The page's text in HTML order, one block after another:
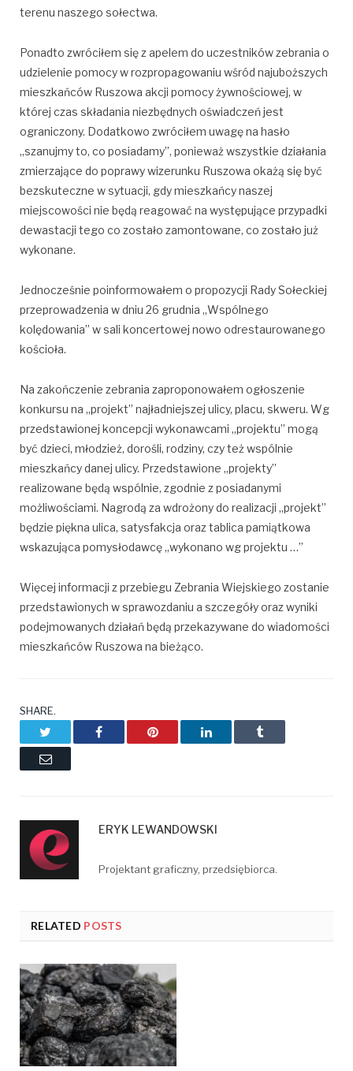
terenu naszego sołectwa.
Ponadto zwróciłem się z apelem do uczestników zebrania o
udzielenie pomocy w rozpropagowaniu wśród najuboższych
mieszkańców Ruszowa akcji pomocy żywnościowej, w
której czas składania niezbędnych oświadczeń jest
ograniczony. Dodatkowo zwróciłem uwagę na hasło
„szanujmy to, co posiadamy”, ponieważ wszystkie działania
zmierzające do poprawy wizerunku Ruszowa okażą się być
bezskuteczne w sytuacji, gdy mieszkańcy naszej
miejscowości nie będą reagować na występujące przypadki
dewastacji tego co zostało zamontowane, co zostało już
wykonane.
Jednocześnie poinformowałem o propozycji Rady Sołeckiej
przeprowadzenia w dniu 26 grudnia „Wspólnego
kolędowania” w sali koncertowej nowo odrestaurowanego
kościoła.
Na zakończenie zebrania zaproponowałem ogłoszenie
konkursu na „projekt” najładniejszej ulicy, placu, skweru. Wg
przedstawionej koncepcji wykonawcami „projektu” mogą
być dzieci, młodzież, dorośli, rodziny, czy też wspólnie
mieszkańcy danej ulicy. Przedstawione „projekty”
realizowane będą wspólnie, zgodnie z posiadanymi
możliwościami. Nagrodą za wdrożony do realizacji „projekt”
będzie piękna ulica, satysfakcja oraz tablica pamiątkowa
wskazująca pomysłodawcę „wykonano wg projektu …”
Więcej informacji z przebiegu Zebrania Wiejskiego zostanie
przedstawionych w sprawozdaniu a szczegóły oraz wyniki
podejmowanych działań będą przekazywane do wiadomości
mieszkańców Ruszowa na bieżąco.
SHARE.
TwitterFacebookPinterestLinkedInTumblr
Email
ERYK LEWANDOWSKI
Projektant graficzny, przedsiębiorca.
RELATED POSTS